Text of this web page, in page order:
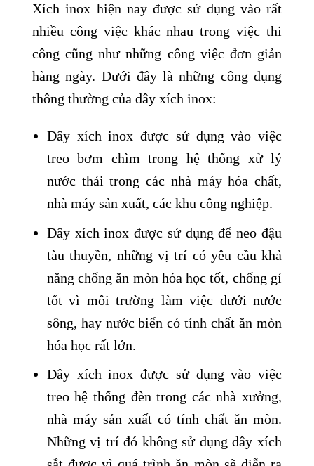
Xích inox hiện nay được sử dụng vào rất
nhiều công việc khác nhau trong việc thi
công cũng như những công việc đơn giản
hàng ngày. Dưới đây là những công dụng
thông thường của dây xích inox:
Dây xích inox được sử dụng vào việc
treo bơm chìm trong hệ thống xử lý
nước thải trong các nhà máy hóa chất,
nhà máy sản xuất, các khu công nghiệp.
Dây xích inox được sử dụng để neo đậu
tàu thuyền, những vị trí có yêu cầu khả
năng chống ăn mòn hóa học tốt, chống gỉ
tốt vì môi trường làm việc dưới nước
sông, hay nước biển có tính chất ăn mòn
hóa học rất lớn.
Dây xích inox được sử dụng vào việc
treo hệ thống đèn trong các nhà xưởng,
nhà máy sản xuất có tính chất ăn mòn.
Những vị trí đó không sử dụng dây xích